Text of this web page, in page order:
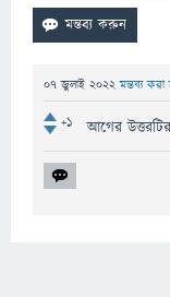
07 জুলাই 2022 মন্তব্য
+1 আগের